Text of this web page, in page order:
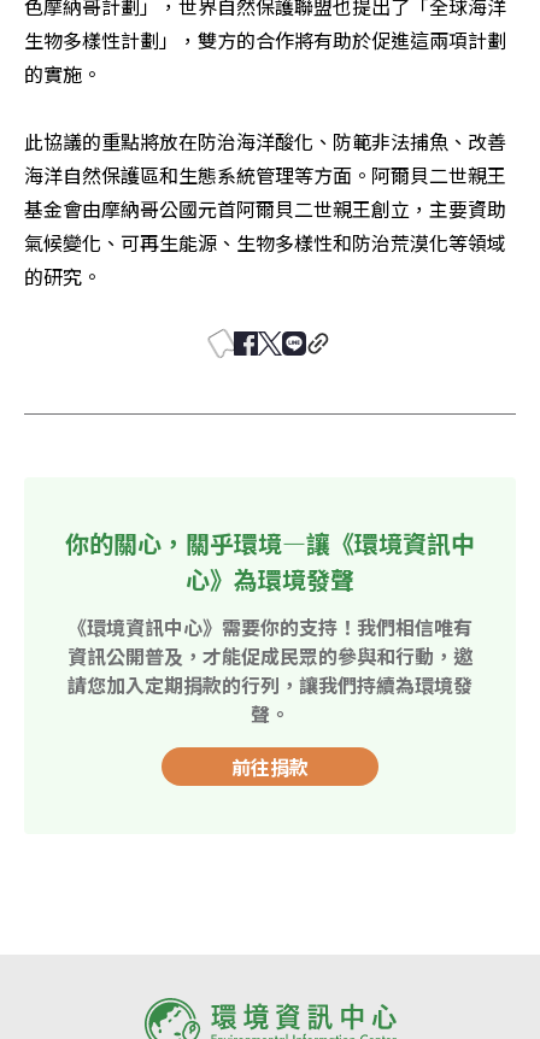
色摩納哥計劃」，世界自然保護聯盟也提出了「全球海洋
生物多樣性計劃」，雙方的合作將有助於促進這兩項計劃
的實施。
此協議的重點將放在防治海洋酸化、防範非法捕魚、改善
海洋自然保護區和生態系統管理等方面。阿爾貝二世親王
基金會由摩納哥公國元首阿爾貝二世親王創立，主要資助
氣候變化、可再生能源、生物多樣性和防治荒漠化等領域
的研究。
你的關心，關乎環境—讓《環境資訊中
心》為環境發聲
《環境資訊中心》需要你的支持！我們相信唯有
資訊公開普及，才能促成民眾的參與和行動，邀
請您加入定期捐款的行列，讓我們持續為環境發
聲。
前往捐款